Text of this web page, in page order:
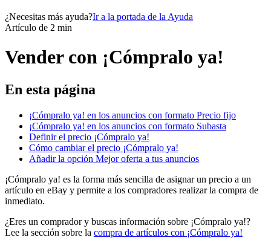
¿Necesitas más ayuda?Ir a la portada de la Ayuda
Artículo de 2 min
Vender con ¡Cómpralo ya!
En esta página
¡Cómpralo ya! en los anuncios con formato Precio fijo
¡Cómpralo ya! en los anuncios con formato Subasta
Definir el precio ¡Cómpralo ya!
Cómo cambiar el precio ¡Cómpralo ya!
Añadir la opción Mejor oferta a tus anuncios
¡Cómpralo ya! es la forma más sencilla de asignar un precio a un
artículo en eBay y permite a los compradores realizar la compra de
inmediato.
¿Eres un comprador y buscas información sobre ¡Cómpralo ya!?
Lee la sección sobre la compra de artículos con ¡Cómpralo ya!